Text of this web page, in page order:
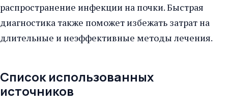
распространение инфекции на почки. Быстрая
диагностика также поможет избежать затрат на
длительные и неэффективные методы лечения.
Список использованных
источников